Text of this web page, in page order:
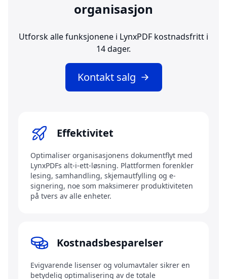
organisasjon
Kontakt salg
Utforsk alle funksjonene i LynxPDF kostnadsfritt i
14 dager.
Effektivitet
Optimaliser organisasjonens dokumentflyt med
LynxPDFs alt-i-ett-løsning. Plattformen forenkler
lesing, samhandling, skjemautfylling og e-
signering, noe som maksimerer produktiviteten
på tvers av alle enheter.
Kostnadsbesparelser
Evigvarende lisenser og volumavtaler sikrer en
betydelig optimalisering av de totale